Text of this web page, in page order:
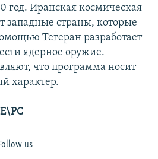
год. Иранская космическая
западные страны, которые
Тегеран разработает
ядерное оружие.
что программа носит
характер.
us